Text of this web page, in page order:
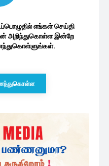
எங்கள் செய்தி
அறிந்துகொள்ள இன்றே